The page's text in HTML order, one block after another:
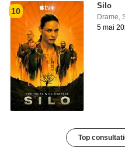
10
Silo
Drame ,
5 mai
Top